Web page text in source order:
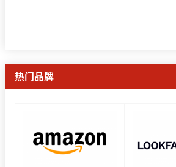
热门品牌